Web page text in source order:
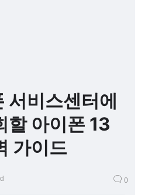
서비스센터에
할 아이폰 13
가이드
0